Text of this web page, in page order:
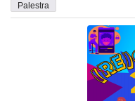
Palestra